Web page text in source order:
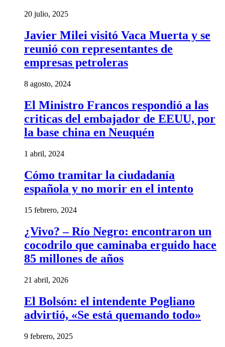
20 julio, 2025
Javier Milei visitó Vaca Muerta y se
reunió con representantes de
empresas petroleras
8 agosto, 2024
El Ministro Francos respondió a las
criticas del embajador de EEUU, por
la base china en Neuquén
1 abril, 2024
Cómo tramitar la ciudadanía
española y no morir en el intento
15 febrero, 2024
¿Vivo? – Río Negro: encontraron un
cocodrilo que caminaba erguido hace
85 millones de años
21 abril, 2026
El Bolsón: el intendente Pogliano
advirtió, «Se está quemando todo»
9 febrero, 2025